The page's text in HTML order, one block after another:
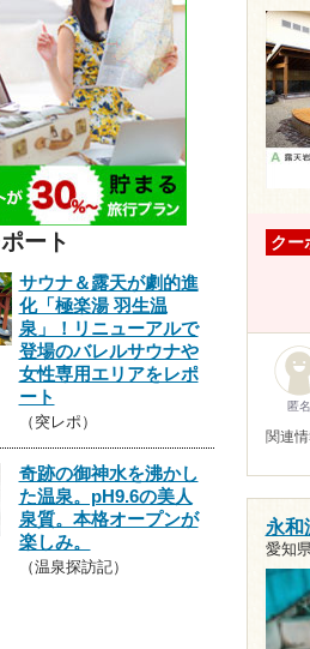
クー
匿名
関連
永和
愛知
ート
サウナ＆露天が劇的進
化「極楽湯 羽生温
泉」！リニューアルで
登場のバレルサウナや
女性専用エリアをレポ
ート
（突レポ）
奇跡の御神水を沸かし
た温泉。pH9.6の美人
泉質。本格オープンが
楽しみ。
（温泉探訪記）